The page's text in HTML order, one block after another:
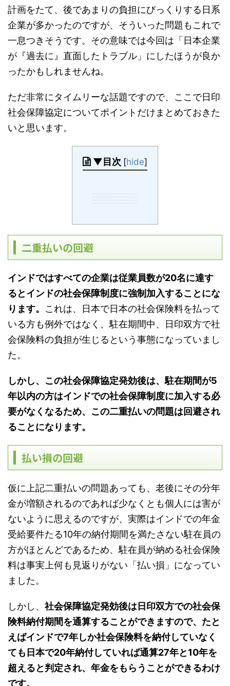
計画をたて、後であまりの負担にびっくりする日系
企業が多かったのですが、そういった問題もこれで
一息つきそうです。その意味では今回は「日本企業
が『過去に』直面したトラブル」にしたほうが良か
ったかもしれませんね。
ただ非常にタイムリーな話題ですので、ここで日印
社会保障協定についてポイントだけまとめておきた
いと思います。
▼目次 [hide]
二重払いの回避
インドではすべての企業は従業員数が20名に達す
るとインドの社会保障制度に強制加入することにな
ります。 これは、日本で日本の社会保険料を払って
いる方も例外ではなく、駐在期間中、日印双方で社
会保険料の負担が生じるという事態になっていまし
た。
しかし、この社会保障協定発効後は、駐在期間が5
年以内の方はインドでの社会保障制度に加入する必
要がなくなるため、この二重払いの問題は回避され
ることになります。
払い損の回避
仮に上記二重払いの問題あっても、老後にその分年
金が増額されるのであれば少なくとも個人には害が
ないように思えるのですが、実際はインドでの年金
受給要件たる10年の納付期間を満たさない駐在員の
方がほとんどであるため、駐在員が納める社会保険
料は事実上何も見返りがない「払い損」になってい
ました。
しかし、 社会保障協定発効後は日印双方での社会保
険料納付期間を通算することができますので、たと
えばインドで7年しか社会保険料を納付していなく
ても日本で20年納付していれば通算27年と10年を
超えると判定され、年金をもらうことができるわけ
です。